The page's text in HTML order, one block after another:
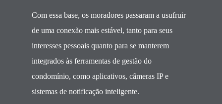
Com essa base, os moradores passaram a usufruir
de uma conexão mais estável, tanto para seus
interesses pessoais quanto para se manterem
integrados às ferramentas de gestão do
condomínio, como aplicativos, câmeras IP e
sistemas de notificação inteligente.